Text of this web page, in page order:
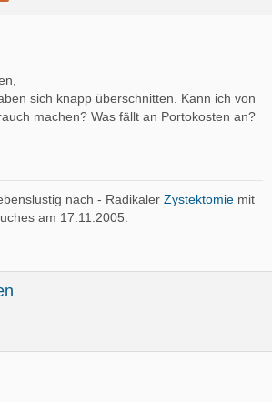
sich knapp überschnitten. Kann ich von
machen? Was fällt an Portokosten an?
nach - Radikaler Zystektomie mit
am 17.11.2005.